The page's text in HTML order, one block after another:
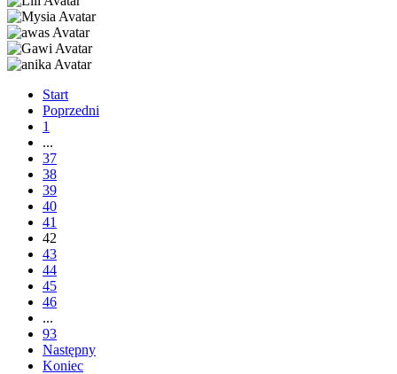
Start
Poprzedni
1
...
37
38
39
40
41
42
43
44
45
46
...
93
Następny
Koniec